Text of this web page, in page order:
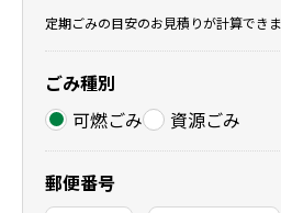
定期ごみの目安のお見積りが計算できま
ごみ種別
可燃ごみ
資源ごみ
郵便番号